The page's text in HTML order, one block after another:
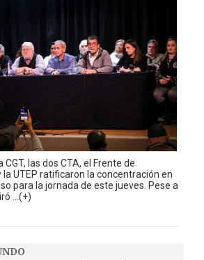
CGT, las dos CTA, el Frente de
la UTEP ratificaron la concentración en
para la jornada de este jueves. Pese a
...(+)